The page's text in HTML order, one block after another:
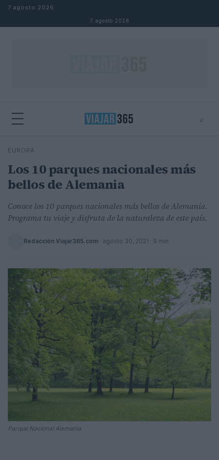
Saltar al contenido
7 agosto 2026
7 agosto 2026
⌕
Buscar
EUROPA
Los 10 parques nacionales más
bellos de Alemania
Conoce los 10 parques nacionales más bellos de Alemania.
Programa tu viaje y disfruta de la naturaleza de este país.
Redacción Viajar365.com · agosto 30, 2021 · 9 min
Parque Nacional Alemania